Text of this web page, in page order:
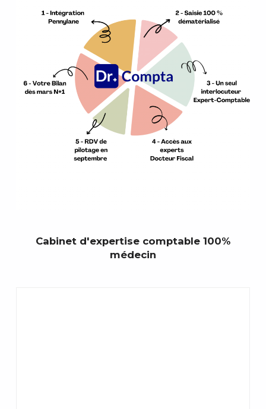
Cabinet d'expertise comptable 100%
médecin